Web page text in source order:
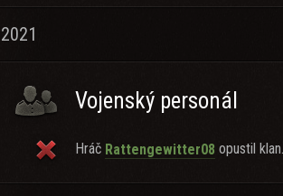
Vojenský personál
Hráč Rattengewitter08 opustil klan.